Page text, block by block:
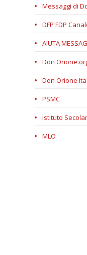
Messaggi di
DFP FDP
AIUTA
Don
Don Orione
PSMC
Istituto
MLO